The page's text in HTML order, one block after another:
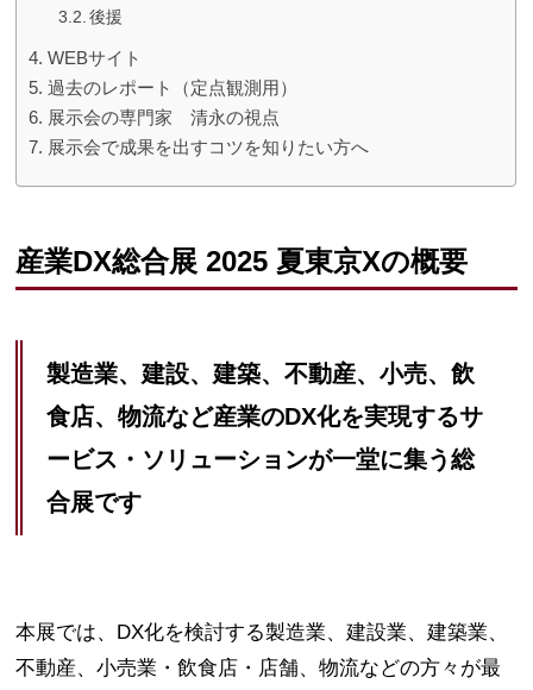
後援
WEBサイト
過去のレポート（定点観測用）
展示会の専門家 清永の視点
展示会で成果を出すコツを知りたい方へ
産業DX総合展 2025 夏東京Xの概要
製造業、建設、建築、不動産、小売、飲
食店、物流など産業のDX化を実現するサ
ービス・ソリューションが一堂に集う総
合展です
本展では、DX化を検討する製造業、建設業、建築業、
不動産、小売業・飲食店・店舗、物流などの方々が最